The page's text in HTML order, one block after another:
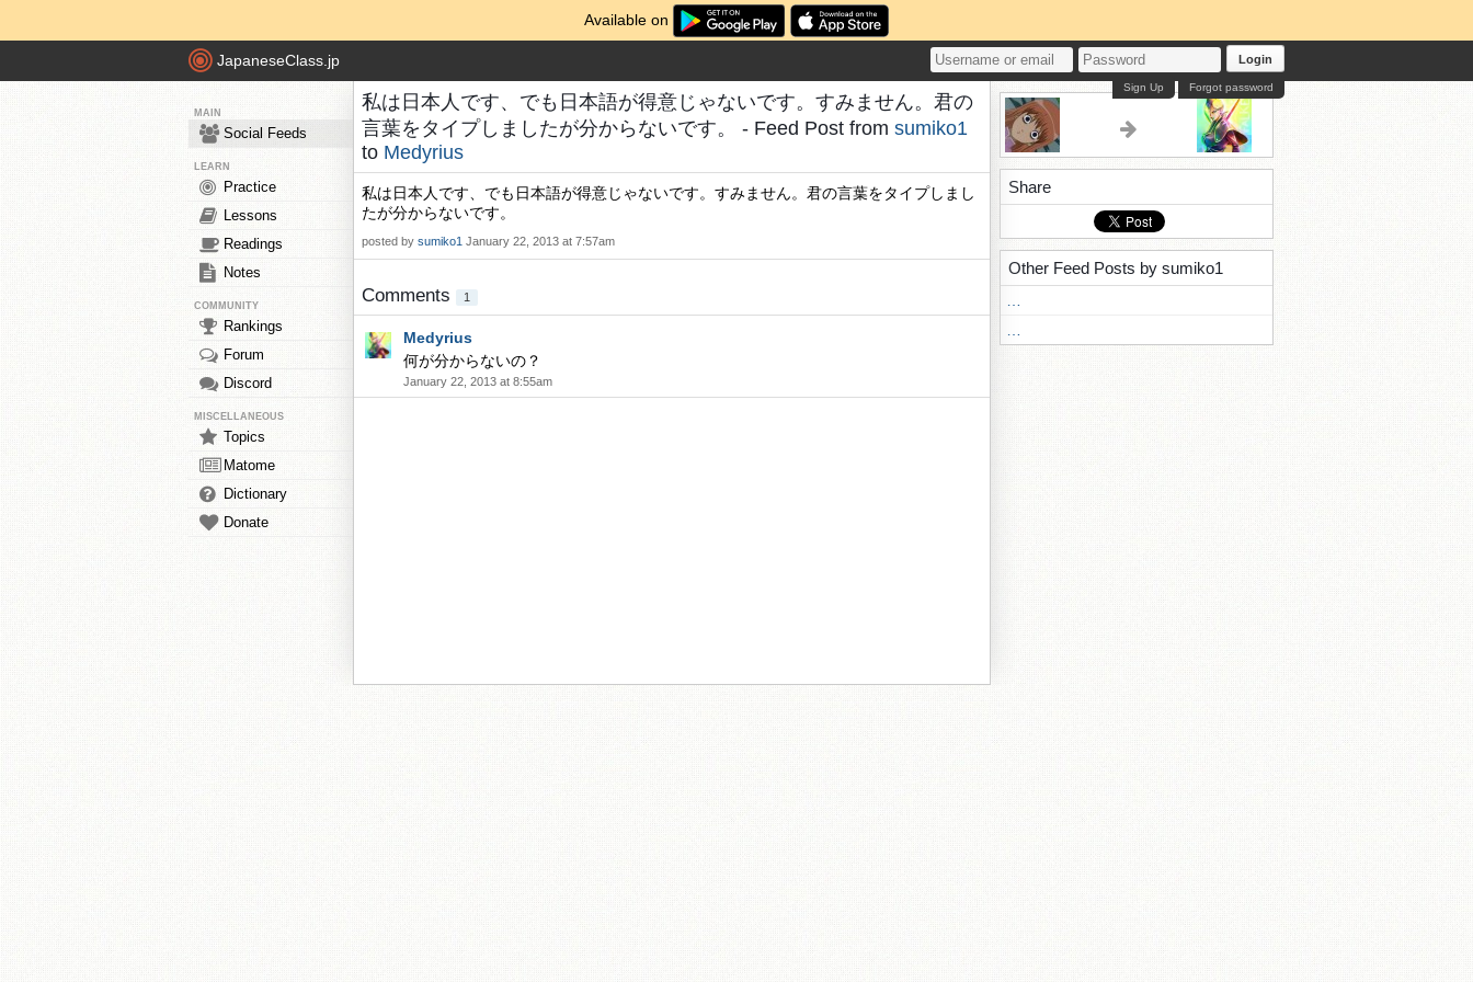
Available on
JapaneseClass.jp Login
Forgot password
Sign Up
MAIN
Social Feeds
LEARN
Practice
Lessons
Readings
Notes
COMMUNITY
Rankings
Forum
Discord
MISCELLANEOUS
Topics
Matome
Dictionary
Donate
私は日本人です、でも日本語が得意じゃないです。すみません。君の
言葉をタイプしましたが分からないです。 - Feed Post from sumiko1
to Medyrius
私は日本人です、でも日本語が得意じゃないです。すみません。君の言葉をタイプしまし
たが分からないです。
posted by sumiko1 January 22, 2013 at 7:57am
Comments 1
Medyrius
何が分からないの？
January 22, 2013 at 8:55am
Share
Other Feed Posts by sumiko1